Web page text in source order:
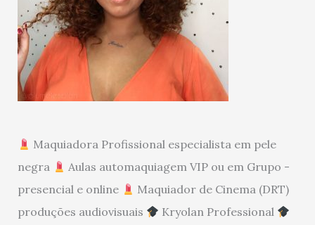
Maquiadora Profissional especialista em pele
negra
Aulas automaquiagem VIP ou em Grupo -
presencial e online
Maquiador de Cinema (DRT)
produções audiovisuais
Kryolan Professional